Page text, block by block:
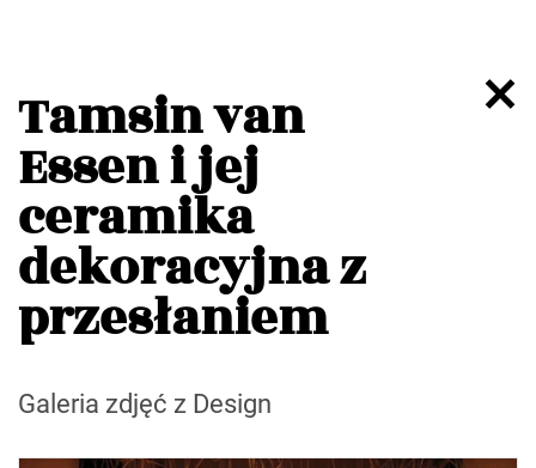
Tamsin van
Essen i jej
ceramika
dekoracyjna z
przesłaniem
Galeria zdjęć z Design